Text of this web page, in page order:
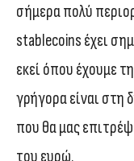
σήμερα πολύ
stablecoins έχει
εκεί όπου έχουμε
γρήγορα είναι στη
που θα μας
του ευρώ.